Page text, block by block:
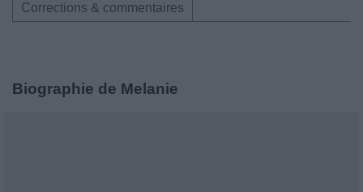
Corrections & commentaires
Biographie de Melanie